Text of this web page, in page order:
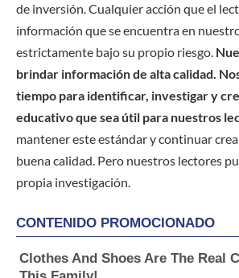
de inversión. Cualquier acción que el
información que se encuentra en
estrictamente bajo su propio riesgo.
brindar información de alta calidad.
tiempo para identificar, investigar y
educativo que sea útil para nuestros
mantener este estándar y continuar
buena calidad. Pero nuestros lectores
propia investigación.